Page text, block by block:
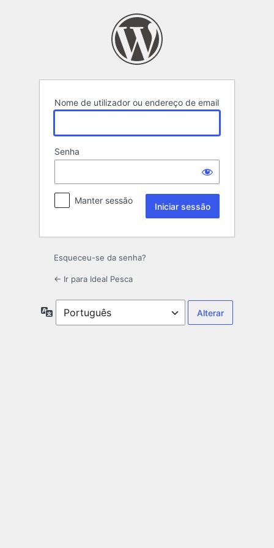
Nome de utilizador ou endereço de email
Senha
Manter sessão
Esqueceu-se da senha?
← Ir para Ideal Pesca
Idioma